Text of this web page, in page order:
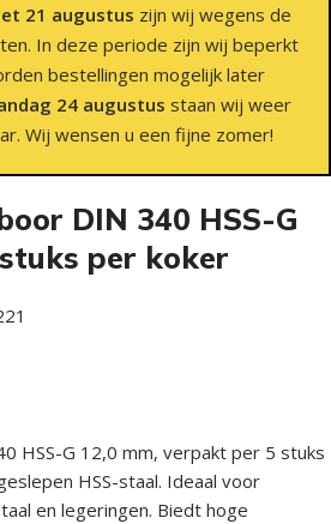
21 augustus zijn wij wegens de
In deze periode zijn wij beperkt
bestellingen mogelijk later
24 augustus staan wij weer
Wij wensen u een fijne zomer!
DIN 340 HSS-G
per koker
HSS-G 12,0 mm, verpakt per 5 stuks
HSS-staal. Ideaal voor
en legeringen. Biedt hoge